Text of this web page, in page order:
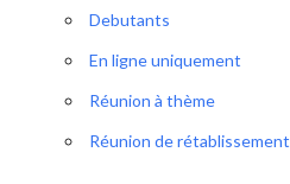
Debutants
En ligne uniquement
Réunion à thème
Réunion de rétablissement